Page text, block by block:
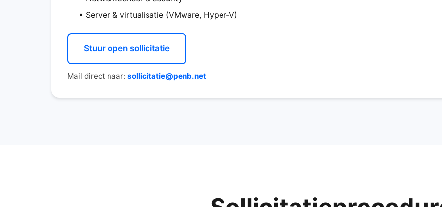
• Server & virtualisatie (VMware, Hyper-V)
Stuur open sollicitatie
Mail direct naar: sollicitatie@penb.net